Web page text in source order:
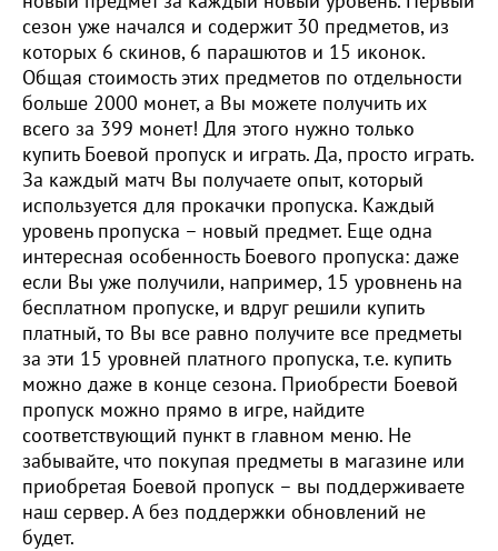
сезон уже начался и содержит 30 предметов, из
которых 6 скинов, 6 парашютов и 15 иконок.
Общая стоимость этих предметов по отдельности
больше 2000 монет, а Вы можете получить их
всего за 399 монет! Для этого нужно только
купить Боевой пропуск и играть. Да, просто играть.
За каждый матч Вы получаете опыт, который
используется для прокачки пропуска. Каждый
уровень пропуска – новый предмет. Еще одна
интересная особенность Боевого пропуска: даже
если Вы уже получили, например, 15 уровнень на
бесплатном пропуске, и вдруг решили купить
платный, то Вы все равно получите все предметы
за эти 15 уровней платного пропуска, т.е. купить
можно даже в конце сезона. Приобрести Боевой
пропуск можно прямо в игре, найдите
соответствующий пункт в главном меню. Не
забывайте, что покупая предметы в магазине или
приобретая Боевой пропуск – вы поддерживаете
наш сервер. А без поддержки обновлений не
будет.